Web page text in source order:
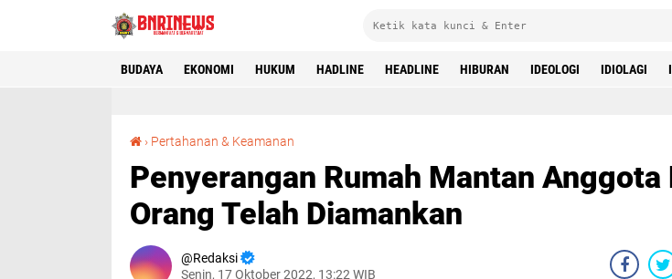
BUDAYA EKONOMI HUKUM HADLINE HEADLINE HIBURAN IDEOLOGI IDIOLAGI
› Pertahanan & Keamanan
Penyerangan Rumah Mantan Anggota
Orang Telah Diamankan
Redaksi
Senin, 17 Oktober 2022, 13:22 WIB